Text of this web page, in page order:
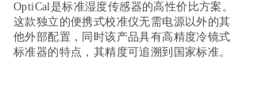
OptiCal是标准湿度传感器的高性价比方案。
这款独立的便携式校准仪无需电源以外的其
他外部配置，同时该产品具有高精度冷镜式
标准器的特点，其精度可追溯到国家标准。